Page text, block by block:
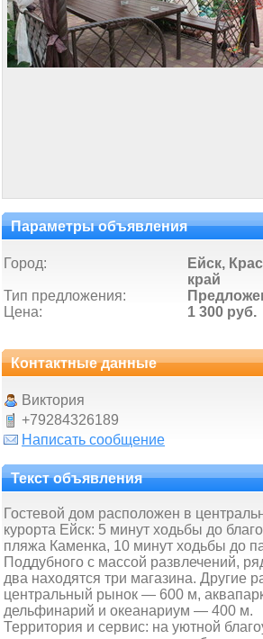
Параметры объявления
Город:
Ейск,
край
Тип предложения:
Цена:
1 300 руб.
Контактные данные
Виктория
+79284326189
Написать сообщение
Текст объявления
Гостевой дом расположен в
курорта Ейск: 5 минут ходьбы до
пляжа Каменка, 10 минут ходьбы до
Поддубного с массой развлечений,
два находятся три магазина. Другие
центральный рынок — 600 м,
дельфинарий и океанариум — 400 м.
Территория и сервис: на уютной